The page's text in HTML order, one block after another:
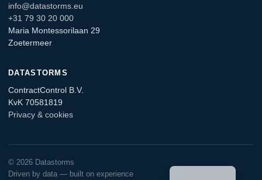
info@datastorms.eu
+31 79 30 20 000
Maria Montessorilaan 29
Zoetermeer
DATASTORMS
ContractControl B.V.
KvK 70581819
Privacy & cookies
© 2026 Datastorms
Driven by data — built on experience